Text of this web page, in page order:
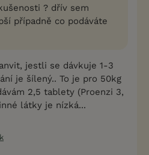
? dřív sem
případně co podáváte
jestli se dávkuje 1-3
je šílený.. To je pro 50kg
2,5 tablety (Proenzi 3,
látky je nízká...